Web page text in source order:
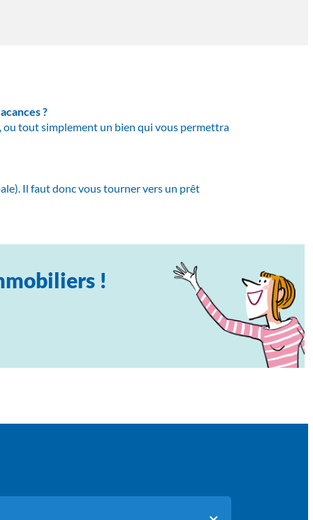
?
ou tout simplement un bien qui vous permettra
Il faut donc vous tourner vers un prêt
!